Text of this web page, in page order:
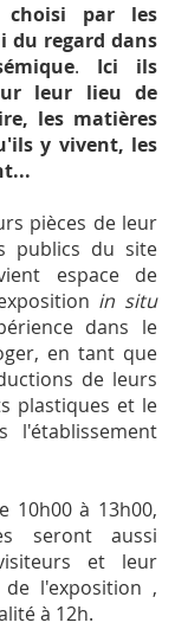
choisi par les
du regard dans
. Ici ils
leur lieu de
les matières
y vivent, les
pièces de leur
publics du site
espace de
in situ
dans le
en tant que
de leurs
plastiques et le
l'établissement
10h00 à 13h00,
seront aussi
et leur
l'exposition ,
à 12h.